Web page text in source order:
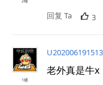
回复 Ta 3
1楼
老外真是牛x